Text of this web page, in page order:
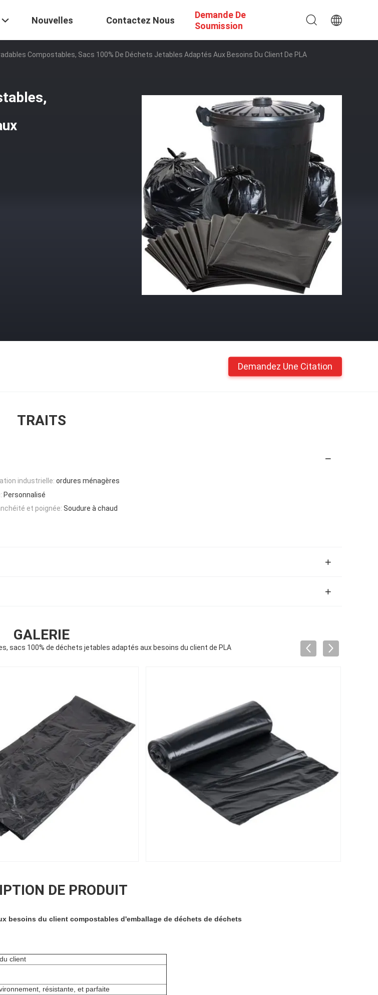
Nouvelles Contactez Nous
Demande De
Soumission
Compostables, Sacs 100% De Déchets Jetables Adaptés Aux Besoins Du Client De PLA
Demandez Une Citation
TRAITS
industrielle: ordures ménagères
Personnalisé
et poignée: Soudure à chaud
GALERIE
sacs 100% de déchets jetables adaptés aux besoins du client de PLA
DE PRODUIT
besoins du client compostables d'emballage de déchets de déchets
client
résistante, et parfaite